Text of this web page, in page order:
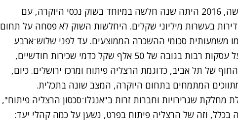
במונחים של גובה עסקות רכישה, 2016 היתה שנה חלשה במיוחד בשוק נכסי היוקרה, עם
בעשרות מיליוני שקלים. היחלשות השוק לא פסחה על תחום
משמעותית סכומי ההשכרה הממוצעים. עד לפני שלוש־ארבע
שנים עוד ניתן היה להצביע על עסקות רבות בגובה של 50 אלף שקל כדמי שכירות חודשיים,
של תל אביב, כדוגמת הרצליה פיתוח ומרכז ירושלים. כיום,
מחלקת שגרירויות וחברות זרות ב"אנגלו־סכסון הרצליה פיתוח",
בכלל, וזה של הרצליה פיתוח בפרט, נשען על כמה קהלי יעד: